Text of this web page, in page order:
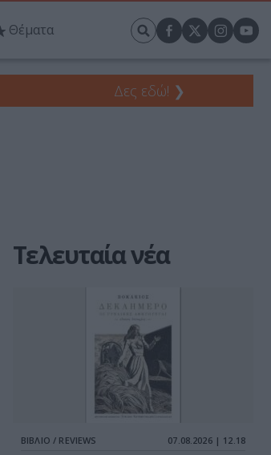
Θέματα
Δες εδώ! ❯
Τελευταία νέα
ΒΙΒΛΙΟ / REVIEWS 07.08.2026 | 12.18